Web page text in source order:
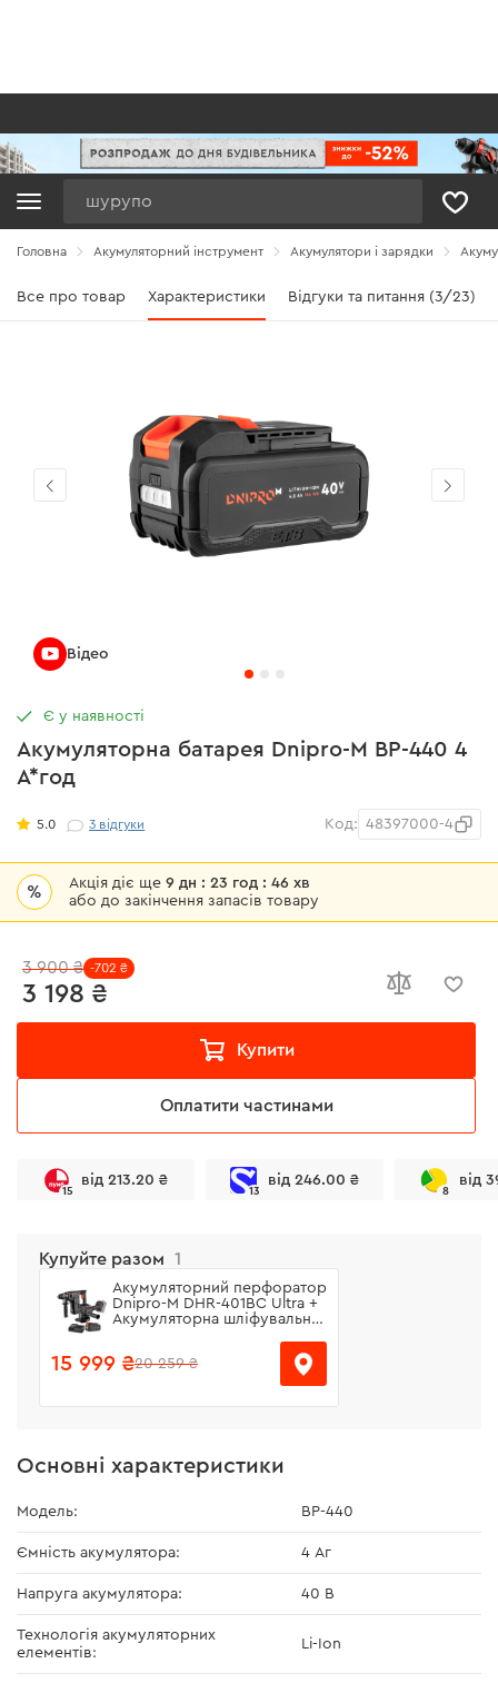
Головна Акумуляторний інструмент Акумулятори і зарядки
Все про товар Характеристики Відгуки та питання (3/23)
Акумуляторна батарея Dnipro-M BP-440 4
А*год
5.0 3 відгуки Код: 48397000-4
% Акція діє ще9 дн : 23 год : 46 хв
або до закінчення запасів товару
3 198 ₴
3 900 ₴ -702 ₴
Купити
Оплатити частинами
15
від 213.20 ₴
13
від 246.00 ₴
8
від
Є у наявності
Купуйте разом 1
Акумуляторний перфоратор
Dnipro-M DHR-401BC Ultra +
Акумуляторна шліфувальна
Акумуляторна батарея BP-
440 +Зарядний пристрій FC-
15 999 ₴20 259 ₴
Основні характеристики
Модель: BP-440
Ємність акумулятора: 4 Аг
Напруга акумулятора: 40 В
Технологія акумуляторних
елементів:
Li-Ion
Відео